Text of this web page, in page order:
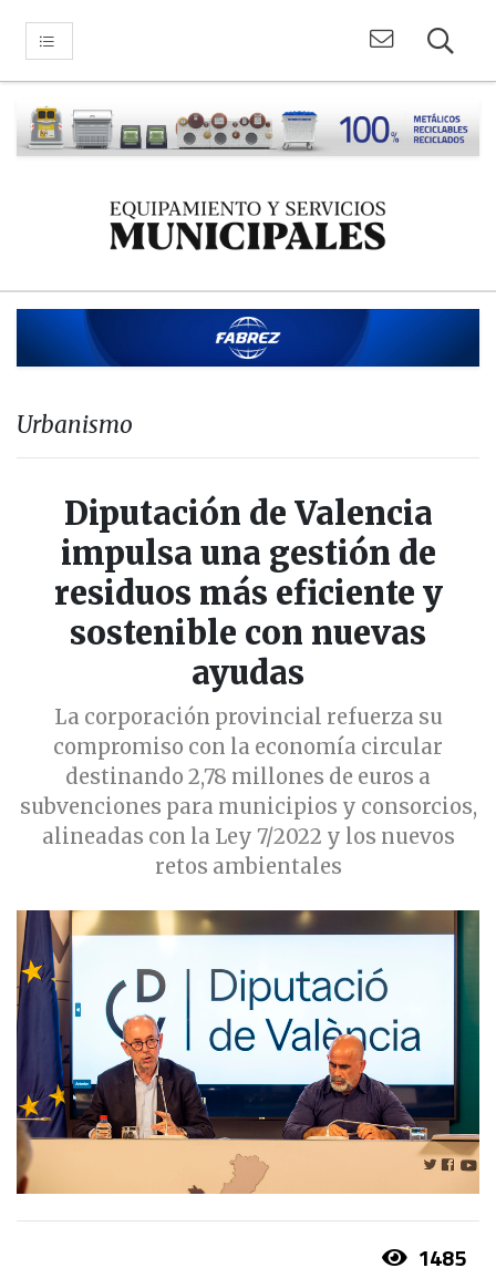
Urbanismo
Diputación de Valencia
impulsa una gestión de
residuos más eficiente y
sostenible con nuevas
ayudas
La corporación provincial refuerza su
compromiso con la economía circular
destinando 2,78 millones de euros a
subvenciones para municipios y consorcios,
alineadas con la Ley 7/2022 y los nuevos
retos ambientales
1485